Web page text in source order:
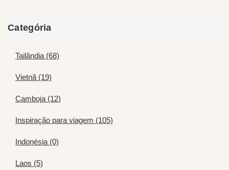
Categória
Tailândia (68)
Vietnã (19)
Camboja (12)
Inspiração para viagem (105)
Indonésia (0)
Laos (5)